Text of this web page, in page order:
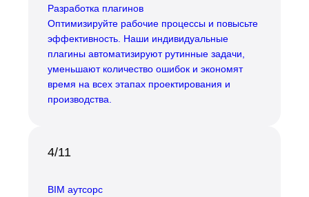
Разработка плагинов
Оптимизируйте рабочие процессы и повысьте
эффективность. Наши индивидуальные
плагины автоматизируют рутинные задачи,
уменьшают количество ошибок и экономят
время на всех этапах проектирования и
производства.
4/11
BIM аутсорс